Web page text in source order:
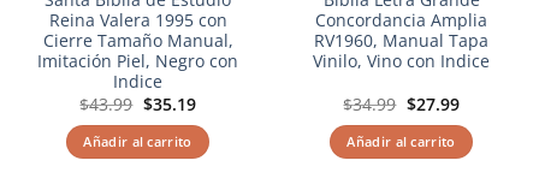
Reina Valera 1995 con
Cierre Tamaño Manual,
Imitación Piel, Negro con
Indice
$43.99 El
precio
original
era:
$43.99.
$35.19El
actual
es:
$35.19.
Añadir al carrito
Concordancia Amplia
RV1960, Manual Tapa
Vinilo, Vino con Indice
$34.99 El
precio
original
era:
$34.99.
$27.99El
actual
es:
$27.99.
Añadir al carrito